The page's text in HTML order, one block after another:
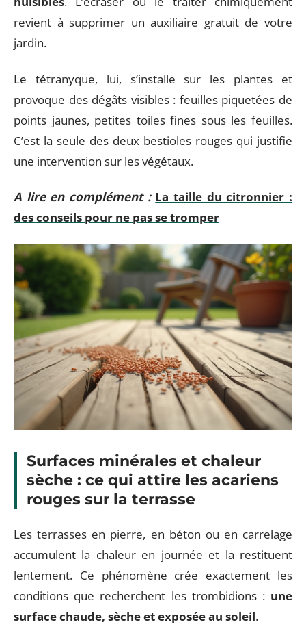
revient à supprimer un auxiliaire gratuit de votre
jardin.
Le tétranyque, lui, s’installe sur les plantes et
provoque des dégâts visibles : feuilles piquetées de
points jaunes, petites toiles fines sous les feuilles.
C’est la seule des deux bestioles rouges qui justifie
une intervention sur les végétaux.
A lire en complément : La taille du citronnier :
des conseils pour ne pas se tromper
Surfaces minérales et chaleur
sèche : ce qui attire les acariens
rouges sur la terrasse
Les terrasses en pierre, en béton ou en carrelage
accumulent la chaleur en journée et la restituent
lentement. Ce phénomène crée exactement les
conditions que recherchent les trombidions : une
surface chaude, sèche et exposée au soleil.